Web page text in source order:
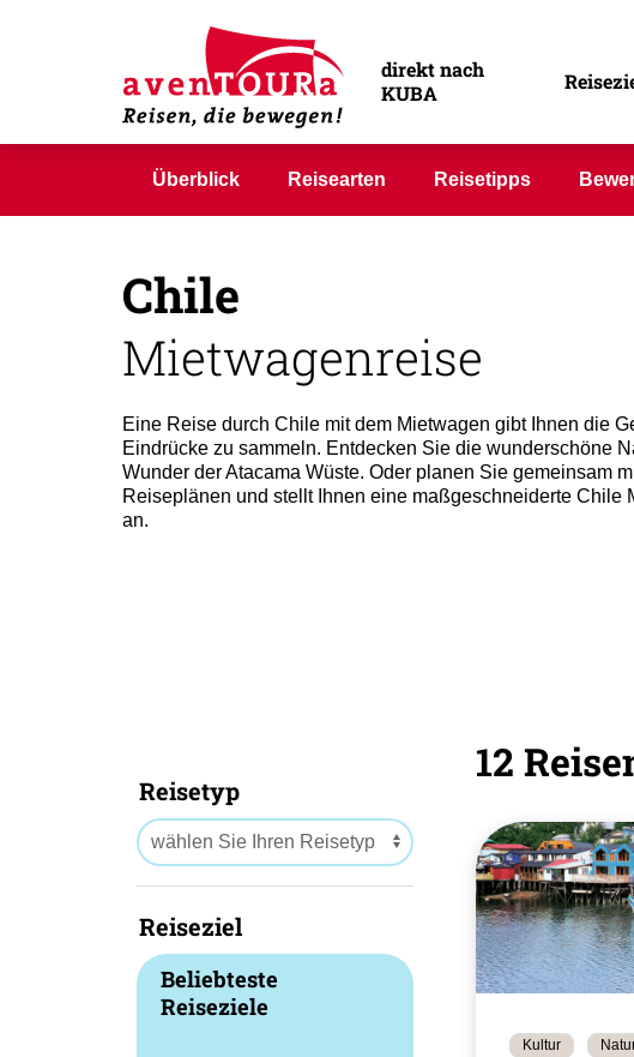
direkt nach
KUBA
Reisen Sie
Überblick Reisearten Reisetipps
Chile
Mietwagenreise
Eine Reise durch Chile mit dem Mietwagen gibt Ihnen die
Eindrücke zu sammeln. Entdecken Sie die wunderschöne
Wunder der Atacama Wüste. Oder planen Sie gemeinsam
Reiseplänen und stellt Ihnen eine maßgeschneiderte
an.
Reisetyp
Reiseziel
Beliebteste
Reiseziele
12
Kultur